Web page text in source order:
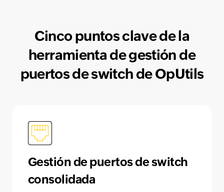
Cinco puntos clave de la
herramienta de gestión de
puertos de switch de OpUtils
Gestión de puertos de switch
consolidada